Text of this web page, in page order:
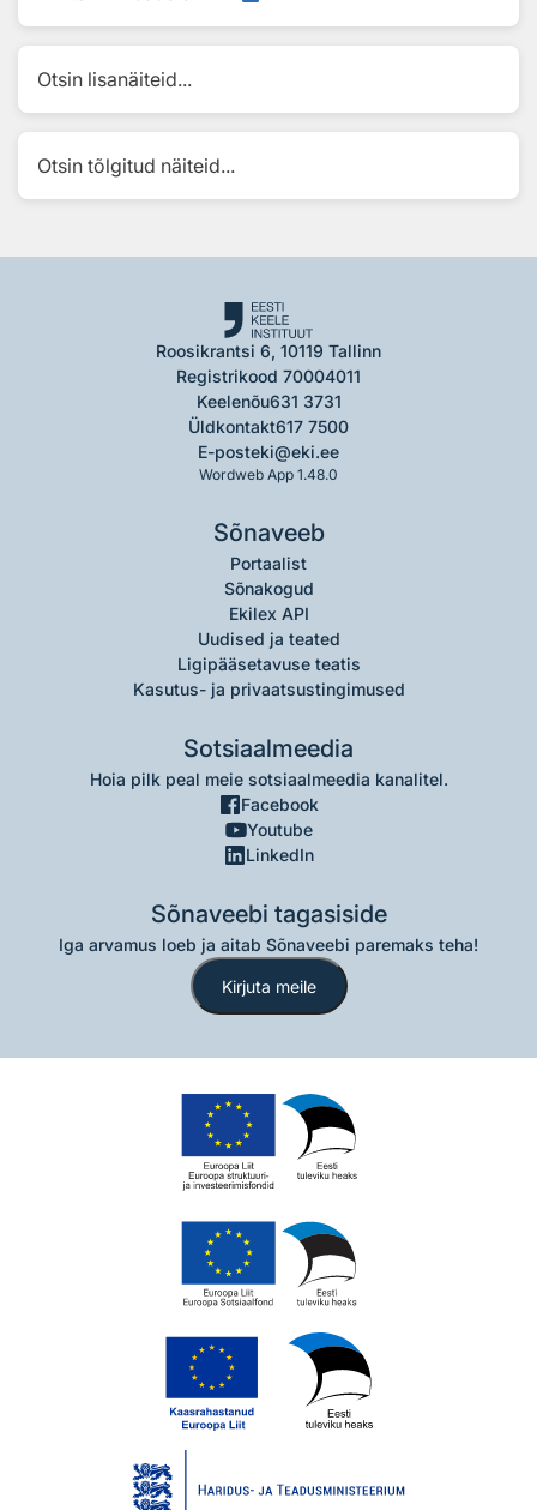
Otsin lisanäiteid...
Otsin tõlgitud näiteid...
Roosikrantsi 6, 10119 Tallinn
Registrikood 70004011
Keelenõu631 3731
Üldkontakt617 7500
E-posteki@eki.ee
Wordweb App 1.48.0
Sõnaveeb
Portaalist
Sõnakogud
Ekilex API
Uudised ja teated
Ligipääsetavuse teatis
Kasutus- ja privaatsustingimused
Sotsiaalmeedia
Hoia pilk peal meie sotsiaalmeedia kanalitel.
Facebook
Youtube
LinkedIn
Sõnaveebi tagasiside
Iga arvamus loeb ja aitab Sõnaveebi paremaks teha!
Kirjuta meile